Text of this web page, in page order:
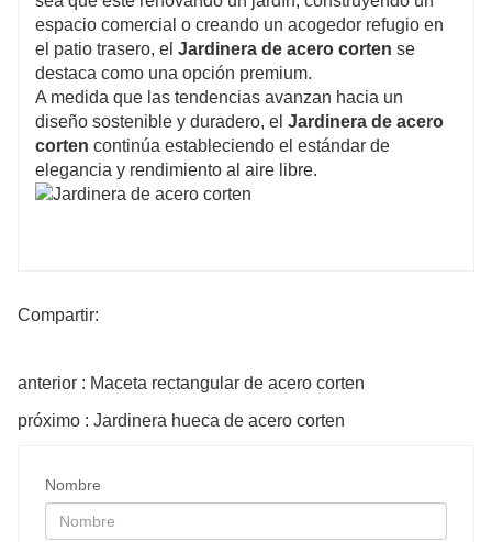
espacio comercial o creando un acogedor refugio en
el patio trasero, el Jardinera de acero corten se
destaca como una opción premium.
A medida que las tendencias avanzan hacia un
diseño sostenible y duradero, el Jardinera de acero
corten continúa estableciendo el estándar de
elegancia y rendimiento al aire libre.
Compartir:
anterior : Maceta rectangular de acero corten
próximo : Jardinera hueca de acero corten
Nombre